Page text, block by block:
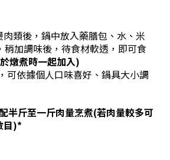
類後，鍋中放入藥膳包、 水、米
稍加調味後，待食材軟透，即可食
燉煮時一起加入)
可依據個人口味喜好、鍋具大小調
半斤至一斤肉量烹煮(若肉量較多可
目)*